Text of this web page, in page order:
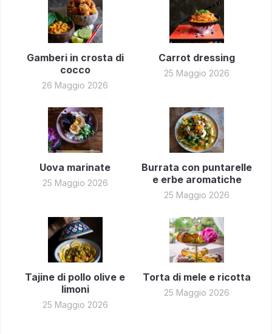
Gamberi in crosta di
cocco
26 Maggio 2026
Carrot dressing
25 Maggio 2026
Uova marinate
25 Maggio 2026
Burrata con puntarelle
e erbe aromatiche
25 Maggio 2026
Tajine di pollo olive e
limoni
25 Maggio 2026
Torta di mele e ricotta
25 Maggio 2026